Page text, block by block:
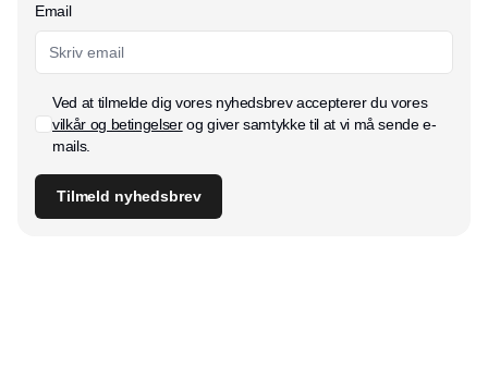
Email
Ved at tilmelde dig vores nyhedsbrev accepterer du vores
vilkår og betingelserog giver samtykke til at vi må sende e-
mails.
Tilmeld nyhedsbrev